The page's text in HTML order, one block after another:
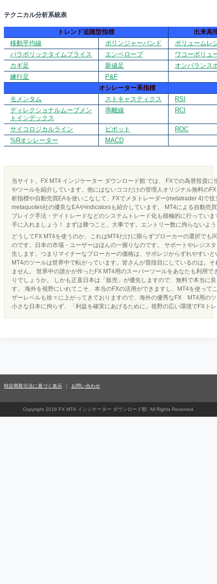
テクニカル分析系統表
トレンド追随型指標
出来高
移動平均線
ボリンジャーバンド
ボリュームレ
パラボリックタイムプライス
エンベロープ
ワコーボリュ
カギ足
新値足
オンバランス
練行足
P&F
オシレーター系指標
モメンタム
ストキャスティクス
RSI
ディレクショナルムーブメン
トインデックス
乖離線 RCI
サイコロジカルライン ピボット
ROC
%Rオシレーター
MACD
当サイト、FX MT4 インジケーター ダウンロード館 では、 FXでの為替投資
やツールを紹介しています。他にはないココだけの管理人オリジナル無料の
析指標や自動売買EAを使いこなして、FXでメタトレーダー(metatrader 4)で
metaquotes社の優良なEAやindicatorsも紹介しています。 MT4による自動売
ブレイク手法・デイトレードなどのシステムトレード化も積極的に行ってい
手に入れましょう！ まずは勝つこと。大事です。エントリー数に拘らないよ
どうしてFX MT4を使うのか。これはMT4だけに限らずブローカーの選択でも
のです。日本の市場・ユーザーはほんの一握りなのです。 サポートやレジス
生します。つまりマイナーなブローカーの価格は、サポレジからずれやすい
MT4のツールは世界中で転がっています。皆さんが普段目にしているのは。
ません。 世界中の誰かが作ったFX MT4用のスーパーツールをあなたも利用
りでしょうか。 しかも正直日本は「販売」が優先しますので、無料で本当に
す。 海外を視野にいれてこそ、本当のFXの活用ができますし、MT4を使って
ザーレベルも徐々に上がってきておりますので、海外の優秀なFX MT4用の
小さな日本に拘らず、「利益を確実にあげるために」視野の広い環境でFXト
特定商取引法に基づく表示 お問い合わせ
Copyright 2016 FX MT4 インジケーター ダウンロード館. All Rights Reserved.